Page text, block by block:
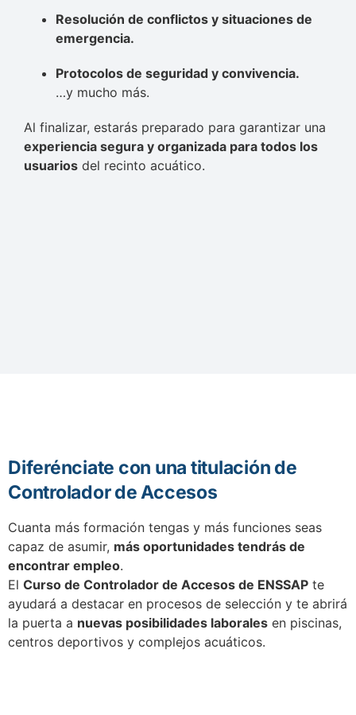
Resolución de conflictos y situaciones de
emergencia.
Protocolos de seguridad y convivencia.
…y mucho más.
Al finalizar, estarás preparado para garantizar una
experiencia segura y organizada para todos los
usuarios del recinto acuático.
Diferénciate con una titulación de
Controlador de Accesos
Cuanta más formación tengas y más funciones seas
capaz de asumir, más oportunidades tendrás de
encontrar empleo.
El Curso de Controlador de Accesos de ENSSAP te
ayudará a destacar en procesos de selección y te abrirá
la puerta a nuevas posibilidades laborales en piscinas,
centros deportivos y complejos acuáticos.